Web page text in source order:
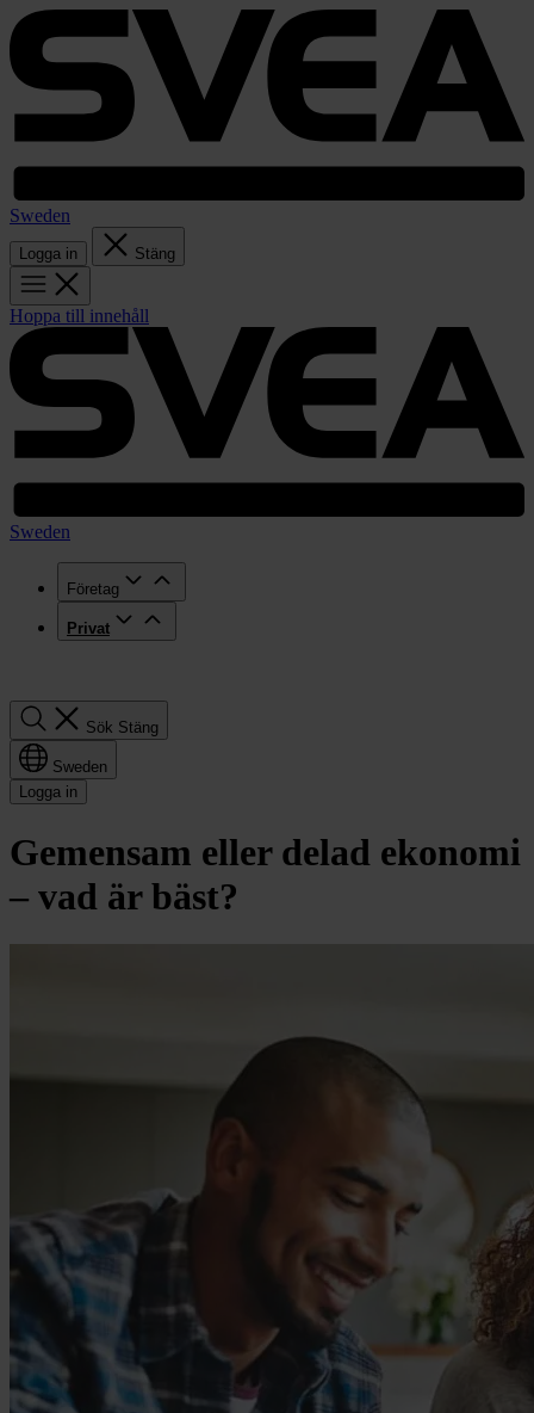
Sweden
Logga in Stäng
Hoppa till innehåll
Sweden
Företag
Privat
Sök Stäng
Sweden
Logga in
Gemensam eller delad ekonomi
– vad är bäst?